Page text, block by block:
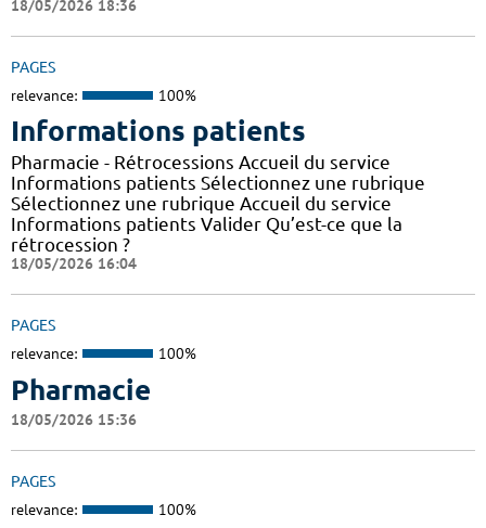
18/05/2026 18:36
PAGES
relevance: 100%
Informations patients
Pharmacie - Rétrocessions Accueil du service
Informations patients Sélectionnez une rubrique
Sélectionnez une rubrique Accueil du service
Informations patients Valider Qu’est-ce que la
rétrocession ?
18/05/2026 16:04
PAGES
relevance: 100%
Pharmacie
18/05/2026 15:36
PAGES
relevance: 100%